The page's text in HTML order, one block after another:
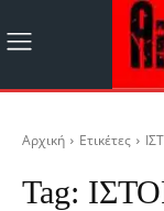
Αρχική Ετικέτες
Tag: